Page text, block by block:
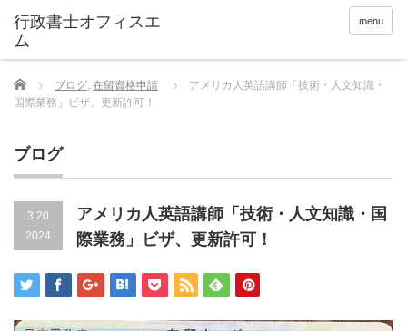
menu
Home ブログ, 在留資格申請
アメリカ人英語講師「技術・人文知識・
国際業務」ビザ、更新許可！
ブログ
3.20
2024
アメリカ人英語講師「技術・人文知識・国
際業務」ビザ、更新許可！